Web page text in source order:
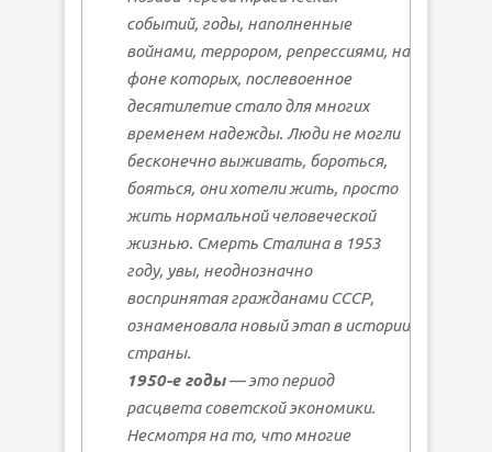
событий, годы, наполненные
войнами, террором, репрессиями, на
фоне которых, послевоенное
десятилетие стало для многих
временем надежды. Люди не могли
бесконечно выживать, бороться,
бояться, они хотели жить, просто
жить нормальной человеческой
жизнью. Смерть Сталина в 1953
году, увы, неоднозначно
воспринятая гражданами СССР,
ознаменовала новый этап в истории
страны.
1950-е годы— это период
расцвета советской экономики.
Несмотря на то, что многие